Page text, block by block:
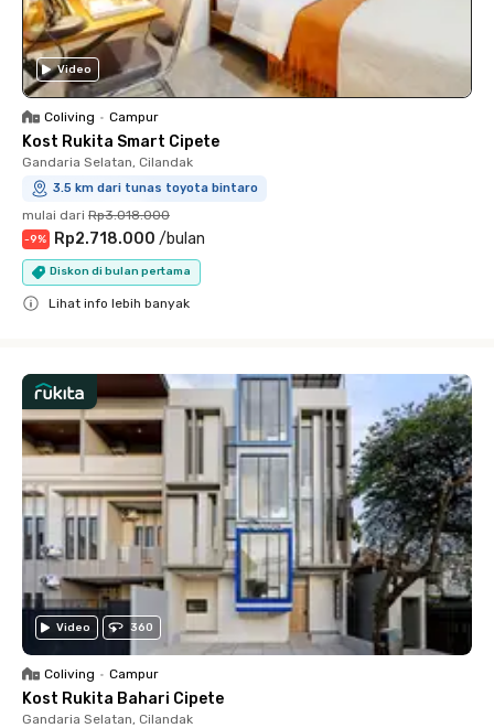
Video
Coliving • Campur
Kost Rukita Smart Cipete
Gandaria Selatan, Cilandak
3.5 km dari tunas toyota bintaro
mulai dari Rp3.018.000
-9% Rp2.718.000 /bulan
Diskon di bulan pertama
Lihat info lebih banyak
Video 360
Coliving • Campur
Kost Rukita Bahari Cipete
Gandaria Selatan, Cilandak